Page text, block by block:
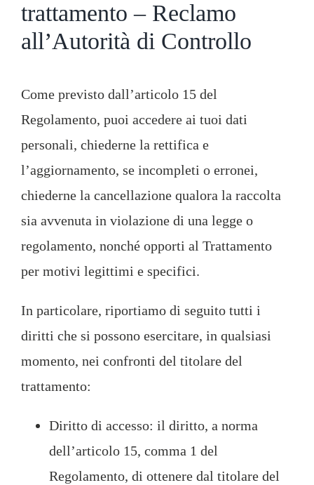
trattamento – Reclamo
all’Autorità di Controllo
Come previsto dall’articolo 15 del
Regolamento, puoi accedere ai tuoi dati
personali, chiederne la rettifica e
l’aggiornamento, se incompleti o erronei,
chiederne la cancellazione qualora la raccolta
sia avvenuta in violazione di una legge o
regolamento, nonché opporti al Trattamento
per motivi legittimi e specifici.
In particolare, riportiamo di seguito tutti i
diritti che si possono esercitare, in qualsiasi
momento, nei confronti del titolare del
trattamento:
Diritto di accesso: il diritto, a norma
dell’articolo 15, comma 1 del
Regolamento, di ottenere dal titolare del